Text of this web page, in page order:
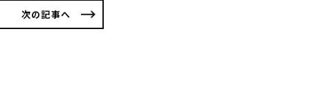
次の記事へ